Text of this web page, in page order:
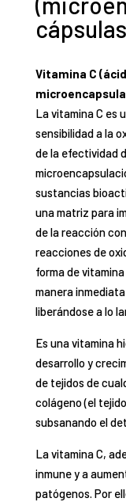
Vitamina C
La vitamina C es
sensibilidad a la
de la efectividad
sustancias
una matriz para
de la reacción
reacciones de
forma de
manera
liberándose a lo
Es una vitamina
desarrollo y
de tejidos de
colágeno (el
subsanando el
La vitamina C,
inmune y a
patógenos. Por